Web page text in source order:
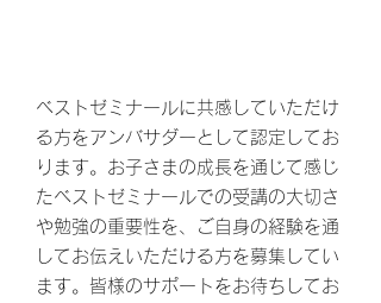
ベストゼミナールに共感していただけ
る方をアンバサダーとして認定してお
ります。お子さまの成長を通じて感じ
たベストゼミナールでの受講の大切さ
や勉強の重要性を、ご自身の経験を通
してお伝えいただける方を募集してい
ます。皆様のサポートをお待ちしてお